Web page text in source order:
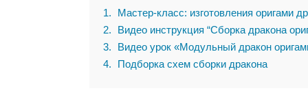
1
Мастер-класс: изготовления оригами
2
Видео инструкция “Сборка дракона
3
Видео урок «Модульный дракон
4
Подборка схем сборки дракона